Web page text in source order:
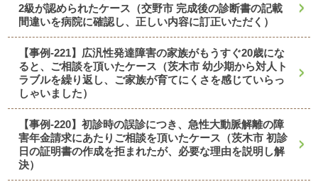
2級が認められたケース（交野市 完成後の診断書の記載
間違いを病院に確認し、正しい内容に訂正いただく）
【事例-221】広汎性発達障害の家族がもうすぐ20歳にな
ると、ご相談を頂いたケース（茨木市 幼少期から対人ト
ラブルを繰り返し、ご家族が育てにくさを感じていらっ
しゃいました）
【事例-220】初診時の誤診につき、急性大動脈解離の障
害年金請求にあたりご相談を頂いたケース（茨木市 初診
日の証明書の作成を拒まれたが、必要な理由を説明し解
決）